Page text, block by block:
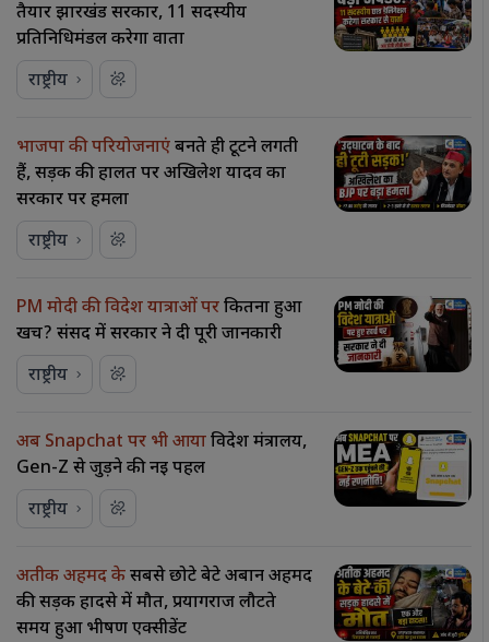
तैयार झारखंड सरकार, 11 सदस्यीय
प्रतिनिधिमंडल करेगा वार्ता
राष्ट्रीय
भाजपा की परियोजनाएंबनते ही टूटने लगती
हैं, सड़क की हालत पर अखिलेश यादव का
सरकार पर हमला
राष्ट्रीय
PM मोदी की विदेश यात्राओं परकितना हुआ
खर्च? संसद में सरकार ने दी पूरी जानकारी
राष्ट्रीय
अब Snapchat पर भी आयाविदेश मंत्रालय,
Gen-Z से जुड़ने की नई पहल
राष्ट्रीय
अतीक अहमद केसबसे छोटे बेटे अबान अहमद
की सड़क हादसे में मौत, प्रयागराज लौटते
समय हुआ भीषण एक्सीडेंट